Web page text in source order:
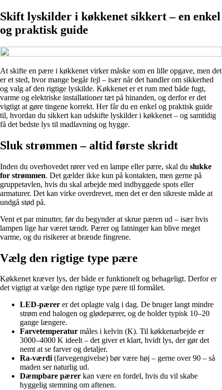
Skift lyskilder i køkkenet sikkert – en enkel
og praktisk guide
At skifte en pære i køkkenet virker måske som en lille opgave, men det
er et sted, hvor mange begår fejl – især når det handler om sikkerhed
og valg af den rigtige lyskilde. Køkkenet er et rum med både fugt,
varme og elektriske installationer tæt på hinanden, og derfor er det
vigtigt at gøre tingene korrekt. Her får du en enkel og praktisk guide
til, hvordan du sikkert kan udskifte lyskilder i køkkenet – og samtidig
få det bedste lys til madlavning og hygge.
Sluk strømmen – altid første skridt
Inden du overhovedet rører ved en lampe eller pære, skal du slukke
for strømmen. Det gælder ikke kun på kontakten, men gerne på
gruppetavlen, hvis du skal arbejde med indbyggede spots eller
armaturer. Det kan virke overdrevet, men det er den sikreste måde at
undgå stød på.
Vent et par minutter, før du begynder at skrue pæren ud – især hvis
lampen lige har været tændt. Pærer og fatninger kan blive meget
varme, og du risikerer at brænde fingrene.
Vælg den rigtige type pære
Køkkenet kræver lys, der både er funktionelt og behageligt. Derfor er
det vigtigt at vælge den rigtige type pære til formålet.
LED-pærer er det oplagte valg i dag. De bruger langt mindre
strøm end halogen og glødepærer, og de holder typisk 10–20
gange længere.
Farvetemperatur måles i kelvin (K). Til køkkenarbejde er
3000–4000 K ideelt – det giver et klart, hvidt lys, der gør det
nemt at se farver og detaljer.
Ra-værdi(farvegengivelse) bør være høj – gerne over 90 – så
maden ser naturlig ud.
Dæmpbare pærer kan være en fordel, hvis du vil skabe
hyggelig stemning om aftenen.